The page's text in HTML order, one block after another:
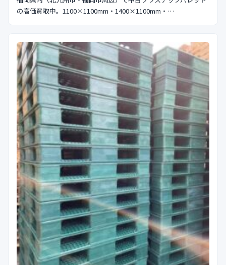
の高価買取中。1100×1100mm・1400×1100mm・…